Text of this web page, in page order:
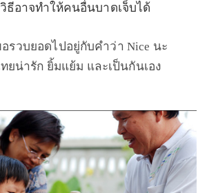
ธีอาจทำให้คนอื่นบาดเจ็บได้
รวบยอดไปอยู่กับคำว่า Nice นะ
ยน่ารัก ยิ้มแย้ม และเป็นกันเอง